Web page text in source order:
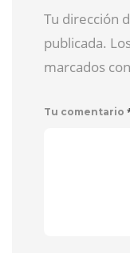
Tu dirección
publicada.
marcados con
Tu comentario